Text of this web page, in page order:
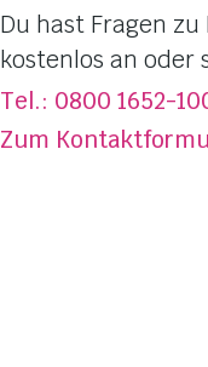
Totes Meer
Über
Jetzt kaufen
Du hast Fragen zu
kostenlos an oder
Tel.: 0800 1652-
Zum